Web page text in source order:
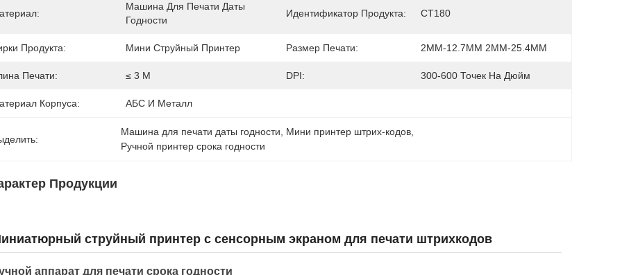
Машина Для Печати Даты
Годности
Идентификатор Продукта: CT180
Продукта: Мини Струйный Принтер Размер Печати: 2MM-12.7MM 2MM-25.4MM
Печати: ≤ 3 М DPI: 300-600 Точек На Дюйм
Корпуса: АБС И Металл
Машина для печати даты годности Мини принтер штрих-кодов
Ручной принтер срока годности
Продукции
струйный принтер с сенсорным экраном для печати штрихкодов
аппарат для печати срока годности